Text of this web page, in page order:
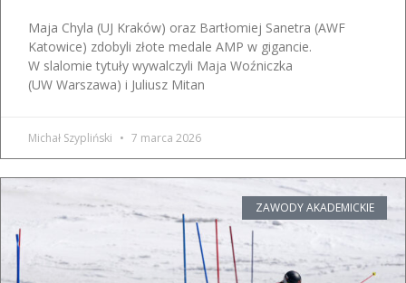
Maja Chyla (UJ Kraków) oraz Bartłomiej Sanetra (AWF
Katowice) zdobyli złote medale AMP w gigancie.
W slalomie tytuły wywalczyli Maja Woźniczka
(UW Warszawa) i Juliusz Mitan
Michał Szypliński 7 marca 2026
ZAWODY AKADEMICKIE